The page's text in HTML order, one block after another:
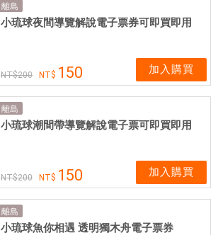
離島
小琉球夜間導覽解說電子票券可即買即用
200 150 加入購買
離島
小琉球潮間帶導覽解說電子票可即買即用
200 150 加入購買
離島
小琉球魚你相遇 透明獨木舟電子票券